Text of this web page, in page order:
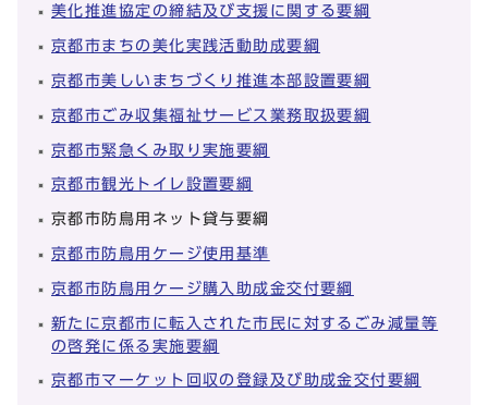
美化推進協定の締結及び支援に関する要綱
京都市まちの美化実践活動助成要綱
京都市美しいまちづくり推進本部設置要綱
京都市ごみ収集福祉サービス業務取扱要綱
京都市緊急くみ取り実施要綱
京都市観光トイレ設置要綱
京都市防鳥用ネット貸与要綱
京都市防鳥用ケージ使用基準
京都市防鳥用ケージ購入助成金交付要綱
新たに京都市に転入された市民に対するごみ減量等
の啓発に係る実施要綱
京都市マーケット回収の登録及び助成金交付要綱